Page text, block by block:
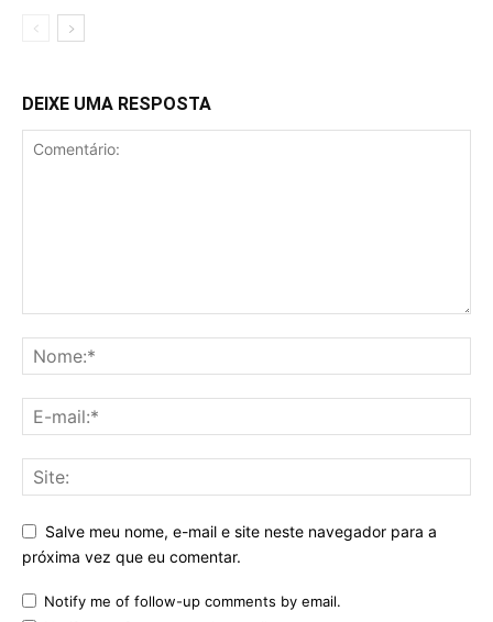
DEIXE UMA RESPOSTA
Salve meu nome, e-mail e site neste navegador para a
próxima vez que eu comentar.
Notify me of follow-up comments by email.